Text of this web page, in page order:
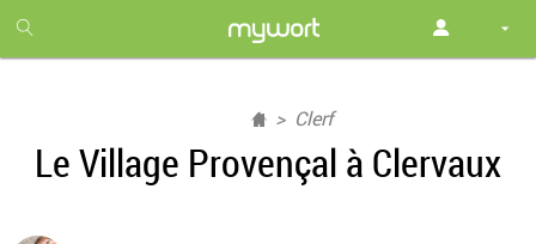
month
free
Clerf
Le Village Provençal à Clervaux